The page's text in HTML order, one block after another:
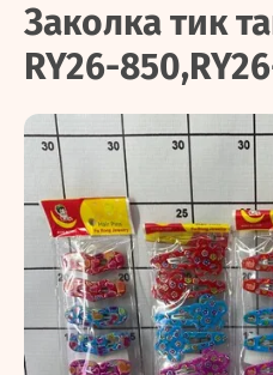
Заколка тик
RY26-